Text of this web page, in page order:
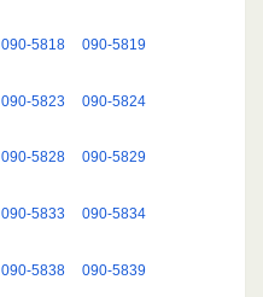
090-5818 090-5819
090-5823 090-5824
090-5828 090-5829
090-5833 090-5834
090-5838 090-5839